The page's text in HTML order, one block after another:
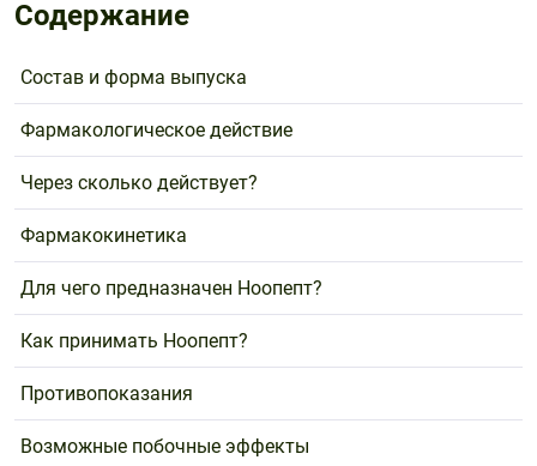
Содержание
Состав и форма выпуска
Фармакологическое действие
Через сколько действует?
Фармакокинетика
Для чего предназначен Ноопепт?
Как принимать Ноопепт?
Противопоказания
Возможные побочные эффекты
препараты
препараты
Противогрибковые
Противопаразитарные
препараты
Растительные
препараты
сосудистые
препараты
обмена
веществ
Средства
от
алкоголизма
Стоматологические
препараты
Поливитаминные
Пробиотики
Сахарный
диабет
ТонизирующиеФиточай/